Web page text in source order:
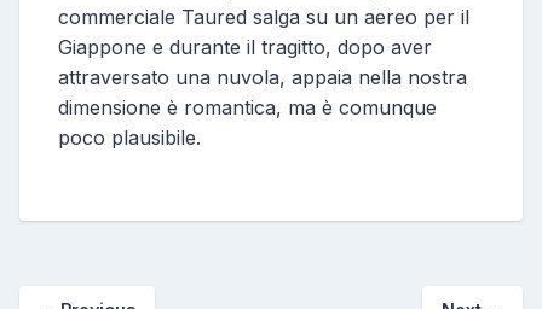
commerciale Taured salga su un aereo per il
Giappone e durante il tragitto, dopo aver
attraversato una nuvola, appaia nella nostra
dimensione è romantica, ma è comunque
poco plausibile.